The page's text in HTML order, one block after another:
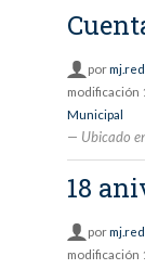
por
modificación
Municipal
Ubicado
18
por
modificación